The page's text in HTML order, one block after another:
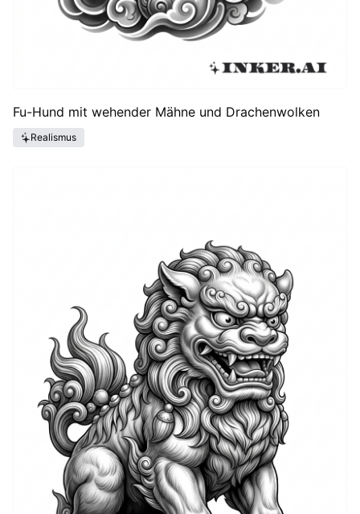
Fu-Hund mit wehender Mähne und Drachenwolken
Realismus